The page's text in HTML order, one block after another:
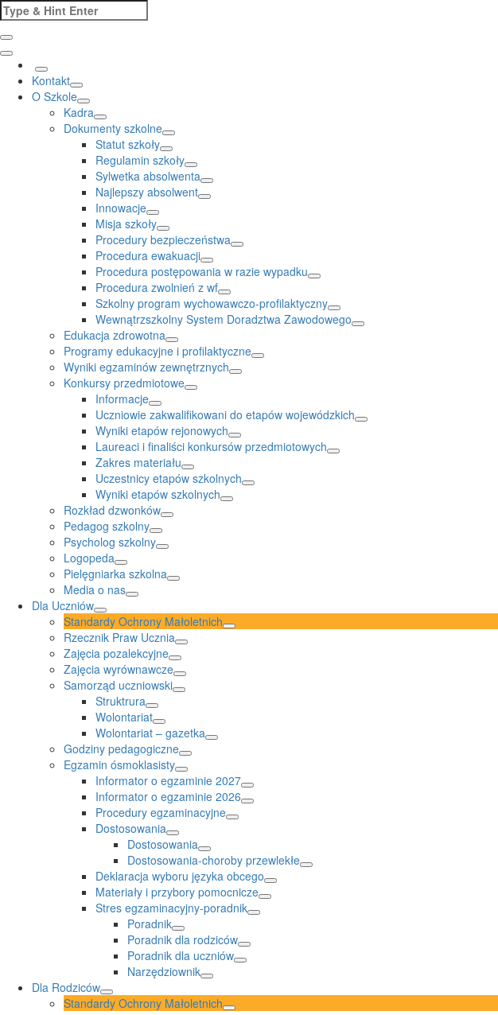
Skip
to
content
Search
for:
Kontakt
O Szkole
Kadra
Dokumenty szkolne
Statut szkoły
Regulamin szkoły
Sylwetka absolwenta
Najlepszy absolwent
Innowacje
Misja szkoły
Procedury bezpieczeństwa
Procedura ewakuacji
Procedura postępowania w razie wypadku
Procedura zwolnień z wf
Szkolny program wychowawczo-profilaktyczny
Wewnątrzszkolny System Doradztwa Zawodowego
Edukacja zdrowotna
Programy edukacyjne i profilaktyczne
Wyniki egzaminów zewnętrznych
Konkursy przedmiotowe
Informacje
Uczniowie zakwalifikowani do etapów wojewódzkich
Wyniki etapów rejonowych
Laureaci i finaliści konkursów przedmiotowych
Zakres materiału
Uczestnicy etapów szkolnych
Wyniki etapów szkolnych
Rozkład dzwonków
Pedagog szkolny
Psycholog szkolny
Logopeda
Pielęgniarka szkolna
Media o nas
Dla Uczniów
Standardy Ochrony Małoletnich
Rzecznik Praw Ucznia
Zajęcia pozalekcyjne
Zajęcia wyrównawcze
Samorząd uczniowski
Struktrura
Wolontariat
Wolontariat – gazetka
Godziny pedagogiczne
Egzamin ósmoklasisty
Informator o egzaminie 2027
Informator o egzaminie 2026
Procedury egzaminacyjne
Dostosowania
Dostosowania
Dostosowania-choroby przewlekłe
Deklaracja wyboru języka obcego
Materiały i przybory pomocnicze
Stres egzaminacyjny-poradnik
Poradnik
Poradnik dla rodziców
Poradnik dla uczniów
Narzędziownik
Dla Rodziców
Standardy Ochrony Małoletnich